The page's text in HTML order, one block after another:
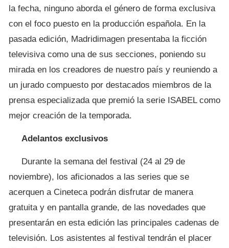
la fecha, ninguno aborda el género de forma exclusiva
con el foco puesto en la producción española. En la
pasada edición, Madridimagen presentaba la ficción
televisiva como una de sus secciones, poniendo su
mirada en los creadores de nuestro país y reuniendo a
un jurado compuesto por destacados miembros de la
prensa especializada que premió la serie ISABEL como
mejor creación de la temporada.
Adelantos exclusivos
Durante la semana del festival (24 al 29 de
noviembre), los aficionados a las series que se
acerquen a Cineteca podrán disfrutar de manera
gratuita y en pantalla grande, de las novedades que
presentarán en esta edición las principales cadenas de
televisión. Los asistentes al festival tendrán el placer